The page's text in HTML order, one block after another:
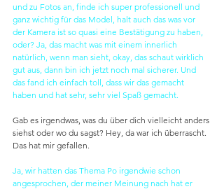
und zu Fotos an, finde ich super professionell und
ganz wichtig für das Model, halt auch das was vor
der Kamera ist so quasi eine Bestätigung zu haben,
oder? Ja, das macht was mit einem innerlich
natürlich, wenn man sieht, okay, das schaut wirklich
gut aus, dann bin ich jetzt noch mal sicherer. Und
das fand ich einfach toll, dass wir das gemacht
haben und hat sehr, sehr viel Spaß gemacht.
Gab es irgendwas, was du über dich vielleicht anders
siehst oder wo du sagst? Hey, da war ich überrascht.
Das hat mir gefallen.
Ja, wir hatten das Thema Po irgendwie schon
angesprochen, der meiner Meinung nach hat er